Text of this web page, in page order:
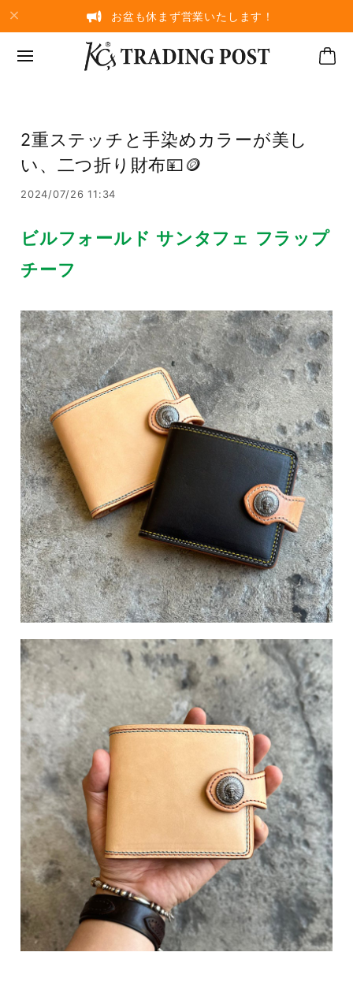
お盆も休まず営業いたします！
2重ステッチと手染めカラーが美し
い、二つ折り財布💴🪙
2024/07/26 11:34
ビルフォールド サンタフェ フラップ
チーフ